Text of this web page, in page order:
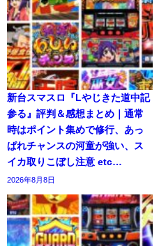
新台スマスロ『Lやじきた道中記
参る』評判＆感想まとめ｜通常
時はポイント集めで修行、あっ
ぱれチャンスの河童が強い、ス
イカ取りこぼし注意 etc…
2026年8月8日